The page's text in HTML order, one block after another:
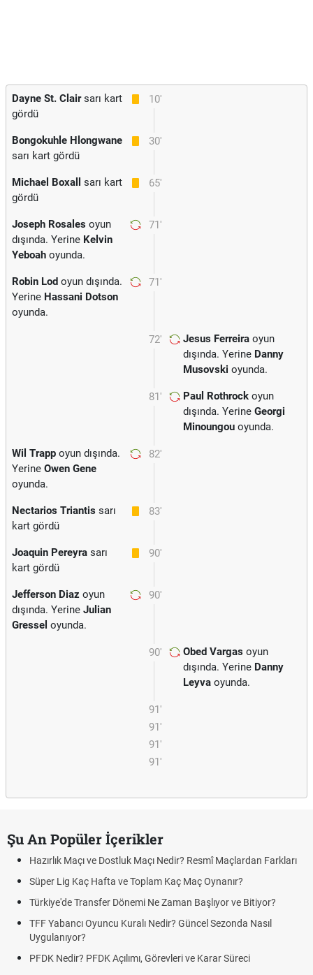
10'
Dayne St. Clairsarı kart
gördü
30'
Bongokuhle Hlongwane
sarı kart gördü
65'
Michael Boxall
sarı kart
gördü
71'
Joseph Rosales oyun
dışında. Yerine Kelvin
Yeboah oyunda.
71'
Robin Lod oyun dışında.
Yerine Hassani Dotson
oyunda.
72' Jesus Ferreira oyun
dışında. Yerine Danny
Musovski oyunda.
81' Paul Rothrock oyun
dışında. Yerine Georgi
Minoungou oyunda.
82'
Wil Trapp oyun dışında.
Yerine Owen Gene
oyunda.
83'
Nectarios Triantis sarı
kart gördü
90'
Joaquin Pereyra sarı
kart gördü
90'
Jefferson Diaz oyun
dışında. Yerine Julian
Gressel oyunda.
90' Obed Vargas oyun
dışında. Yerine Danny
Leyva oyunda.
91'
91'
91'
91'
Şu An Popüler İçerikler
Hazırlık Maçı ve Dostluk Maçı Nedir? Resmî Maçlardan Farkları
Süper Lig Kaç Hafta ve Toplam Kaç Maç Oynanır?
Türkiye'de Transfer Dönemi Ne Zaman Başlıyor ve Bitiyor?
TFF Yabancı Oyuncu Kuralı Nedir? Güncel Sezonda Nasıl
Uygulanıyor?
PFDK Nedir? PFDK Açılımı, Görevleri ve Karar Süreci